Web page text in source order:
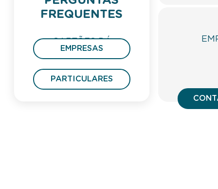
FREQUENTES
CARTÕES DÁ
PRESENTE
EMPRESAS
PARTICULARES